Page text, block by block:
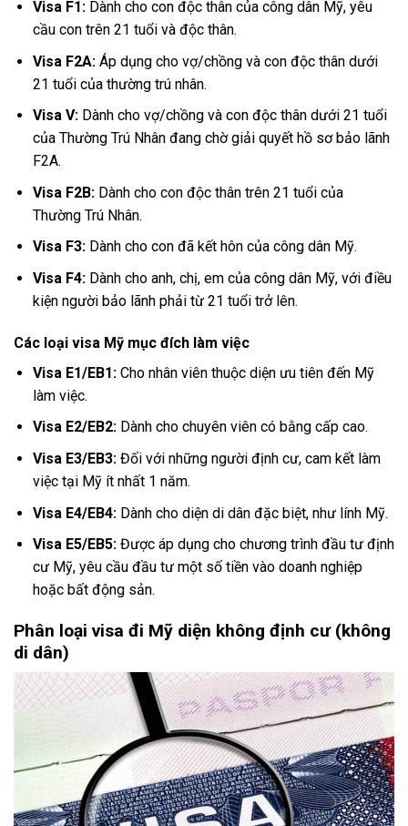
Visa F1:Dành cho con độc thân của công dân Mỹ, yêu
cầu con trên 21 tuổi và độc thân.
Visa F2A:Áp dụng cho vợ/chồng và con độc thân dưới
21 tuổi của thường trú nhân.
Visa V:Dành cho vợ/chồng và con độc thân dưới 21 tuổi
của Thường Trú Nhân đang chờ giải quyết hồ sơ bảo lãnh
F2A.
Visa F2B:Dành cho con độc thân trên 21 tuổi của
Thường Trú Nhân.
Visa F3:Dành cho con đã kết hôn của công dân Mỹ.
Visa F4:Dành cho anh, chị, em của công dân Mỹ, với điều
kiện người bảo lãnh phải từ 21 tuổi trở lên.
Các loại visa Mỹ mục đích làm việc
Visa E1/EB1:Cho nhân viên thuộc diện ưu tiên đến Mỹ
làm việc.
Visa E2/EB2:Dành cho chuyên viên có bằng cấp cao.
Visa E3/EB3:Đối với những người định cư, cam kết làm
việc tại Mỹ ít nhất 1 năm.
Visa E4/EB4:Dành cho diện di dân đặc biệt, như lính Mỹ.
Visa E5/EB5:Được áp dụng cho chương trình đầu tư định
cư Mỹ, yêu cầu đầu tư một số tiền vào doanh nghiệp
hoặc bất động sản.
Phân loại visa đi Mỹ diện không định cư (không
di dân)